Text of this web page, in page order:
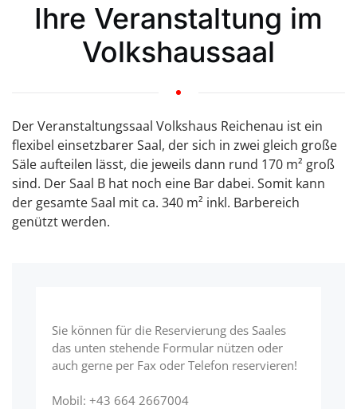
Ihre Veranstaltung im
Volkshaussaal
Der Veranstaltungssaal Volkshaus Reichenau ist ein
flexibel einsetzbarer Saal, der sich in zwei gleich große
Säle aufteilen lässt, die jeweils dann rund 170 m² groß
sind. Der Saal B hat noch eine Bar dabei. Somit kann
der gesamte Saal mit ca. 340 m² inkl. Barbereich
genützt werden.
Sie können für die Reservierung des Saales
das unten stehende Formular nützen oder
auch gerne per Fax oder Telefon reservieren!
Mobil: +43 664 2667004